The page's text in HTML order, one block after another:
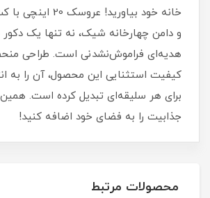
خانه خود بیاورید!
و دامن چهارخانه شیک، نه تنها یک
هدیه‌ای فراموش‌نشدنی است. طراحی
کیفیت استثنایی این محصول، آن را به
برای هر سلیقه‌ای تبدیل کرده است. همین
جذابیت را به فضای خود اضافه کنید!
محصولات مرتبط